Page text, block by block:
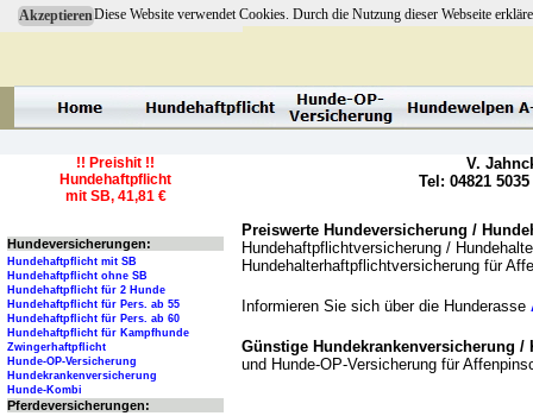
AkzeptierenDiese Website verwendet Cookies. Durch die Nutzung dieser Webseite
Preiswerte Hundeversicherung /
Hundehaftpflichtversicherung /
Hundehalterhaftpflichtversicherung für
Informieren Sie sich über die Hunderasse
Günstige Hundekrankenversicherung
und Hunde-OP-Versicherung für
V.
Tel: 04821
!! Preishit !!
Hundehaftpflicht
mit SB, 41,81 €
Hundeversicherungen:
Hundehaftpflicht mit SB
Hundehaftpflicht ohne SB
Hundehaftpflicht für 2 Hunde
Hundehaftpflicht für Pers. ab 55
Hundehaftpflicht für Pers. ab 60
Hundehaftpflicht für Kampfhunde
Zwingerhaftpflicht
Hunde-OP-Versicherung
Hundekrankenversicherung
Hunde-Kombi
Pferdeversicherungen: